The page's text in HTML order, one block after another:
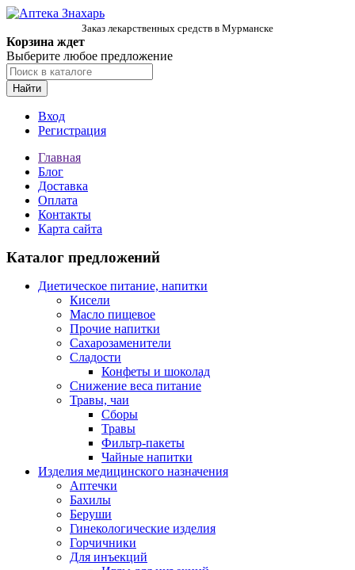
Заказ лекарственных средств в Мурманске
Корзина ждет
Выберите любое предложение
Найти
Вход
Регистрация
Главная
Блог
Доставка
Оплата
Контакты
Карта сайта
Каталог предложений
Диетическое питание, напитки
Кисели
Масло пищевое
Прочие напитки
Сахарозаменители
Сладости
Конфеты и шоколад
Снижение веса питание
Травы, чаи
Сборы
Травы
Фильтр-пакеты
Чайные напитки
Изделия медицинского назначения
Аптечки
Бахилы
Беруши
Гинекологические изделия
Горчичники
Для инъекций